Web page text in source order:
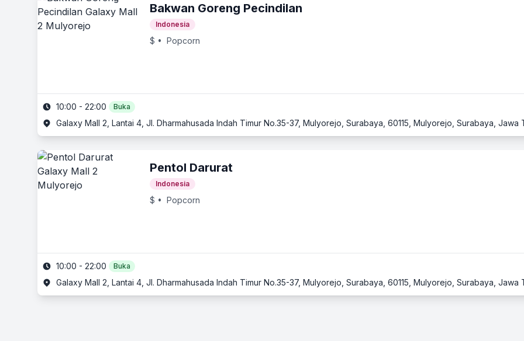
Bakwan Goreng Pecindilan
Indonesia
$ • Popcorn
10:00 - 22:00 Buka
Galaxy Mall 2, Lantai 4, Jl. Dharmahusada Indah Timur No.35-37, Mulyorejo, Surabaya, 60115, Mulyorejo, Surabaya, Jawa
Pentol Darurat
Indonesia
$ • Popcorn
10:00 - 22:00 Buka
Galaxy Mall 2, Lantai 4, Jl. Dharmahusada Indah Timur No.35-37, Mulyorejo, Surabaya, 60115, Mulyorejo, Surabaya, Jawa